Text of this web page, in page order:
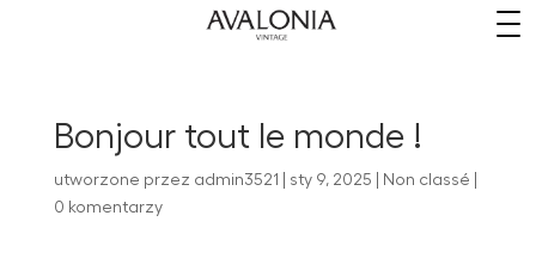
Bonjour tout le monde !
utworzone przez admin3521 sty 9, 2025 Non classé
0 komentarzy